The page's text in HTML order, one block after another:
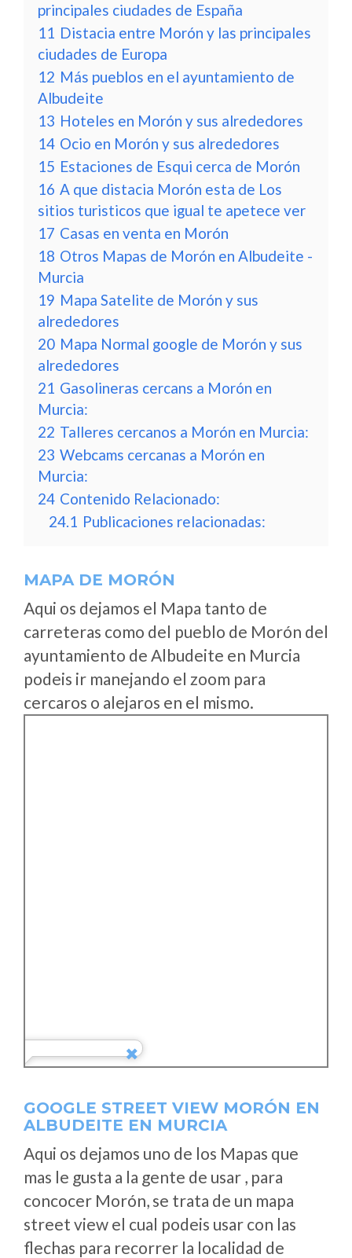
principales ciudades de España
11 Distacia entre Morón y las principales
ciudades de Europa
12 Más pueblos en el ayuntamiento de
Albudeite
13 Hoteles en Morón y sus alrededores
14 Ocio en Morón y sus alrededores
15 Estaciones de Esqui cerca de Morón
16 A que distacia Morón esta de Los
sitios turisticos que igual te apetece ver
17 Casas en venta en Morón
18 Otros Mapas de Morón en Albudeite -
Murcia
19 Mapa Satelite de Morón y sus
alrededores
20 Mapa Normal google de Morón y sus
alrededores
21 Gasolineras cercans a Morón en
Murcia:
22 Talleres cercanos a Morón en Murcia:
23 Webcams cercanas a Morón en
Murcia:
24 Contenido Relacionado:
24.1 Publicaciones relacionadas:
MAPA DE MORÓN
Aqui os dejamos el Mapa tanto de
carreteras como del pueblo de Morón del
ayuntamiento de Albudeite en Murcia
podeis ir manejando el zoom para
cercaros o alejaros en el mismo.
GOOGLE STREET VIEW MORÓN EN
ALBUDEITE EN MURCIA
Aqui os dejamos uno de los Mapas que
mas le gusta a la gente de usar , para
concocer Morón, se trata de un mapa
street view el cual podeis usar con las
flechas para recorrer la localidad de